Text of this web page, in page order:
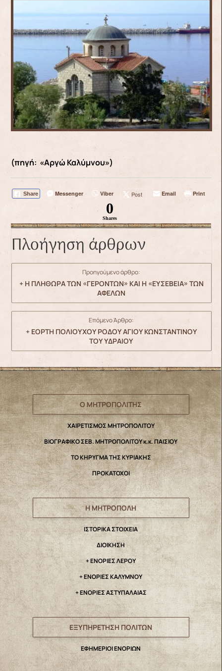
(πηγή: «Αργώ Καλύμνου»)
Share Messenger Viber Post Email Print
0
Shares
Πλοήγηση άρθρων
Προηγούμενο άρθρο:
+ Η ΠΛΗΘΩΡΑ ΤΩΝ «ΓΕΡΟΝΤΩΝ» ΚΑΙ Η «ΕΥΣΕΒΕΙΑ» ΤΩΝ
ΑΦΕΛΩΝ
Επόμενο Άρθρο:
+ ΕΟΡΤΗ ΠΟΛΙΟΥΧΟΥ ΡΟΔΟΥ ΑΓΙΟΥ ΚΩΝΣΤΑΝΤΙΝΟΥ
ΤΟΥ ΥΔΡΑΙΟΥ
Ο ΜΗΤΡΟΠΟΛΙΤΗΣ
ΧΑΙΡΕΤΙΣΜΟΣ ΜΗΤΡΟΠΟΛΙΤΟΥ
ΒΙΟΓΡΑΦΙΚΟ ΣΕΒ. ΜΗΤΡΟΠΟΛΙΤΟΥ κ.κ. ΠΑΙΣΙΟΥ
ΤΟ ΚΗΡΥΓΜΑ ΤΗΣ ΚΥΡΙΑΚΗΣ
ΠΡΟΚΑΤΟΧΟΙ
Η ΜΗΤΡΟΠΟΛΗ
IΣΤΟΡΙΚΑ ΣΤΟΙΧΕΙΑ
ΔΙΟΙΚΗΣΗ
+ ΕΝΟΡΙΕΣ ΛΕΡΟΥ
+ ΕΝΟΡΙΕΣ ΚΑΛΥΜΝΟΥ
+ ΕΝΟΡΙΕΣ ΑΣΤΥΠΑΛΑΙΑΣ
ΕΞΥΠΗΡΕΤΗΣΗ ΠΟΛΙΤΩΝ
ΕΦΗΜΕΡΙΟΙ ΕΝΟΡΙΩΝ